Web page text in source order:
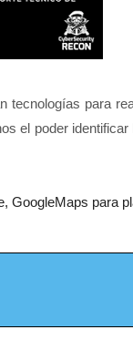
tecnologías para
el poder
GoogleMaps para